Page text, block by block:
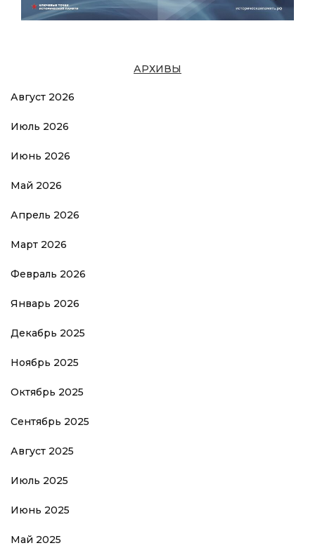
АРХИВЫ
Август 2026
Июль 2026
Июнь 2026
Май 2026
Апрель 2026
Март 2026
Февраль 2026
Январь 2026
Декабрь 2025
Ноябрь 2025
Октябрь 2025
Сентябрь 2025
Август 2025
Июль 2025
Июнь 2025
Май 2025